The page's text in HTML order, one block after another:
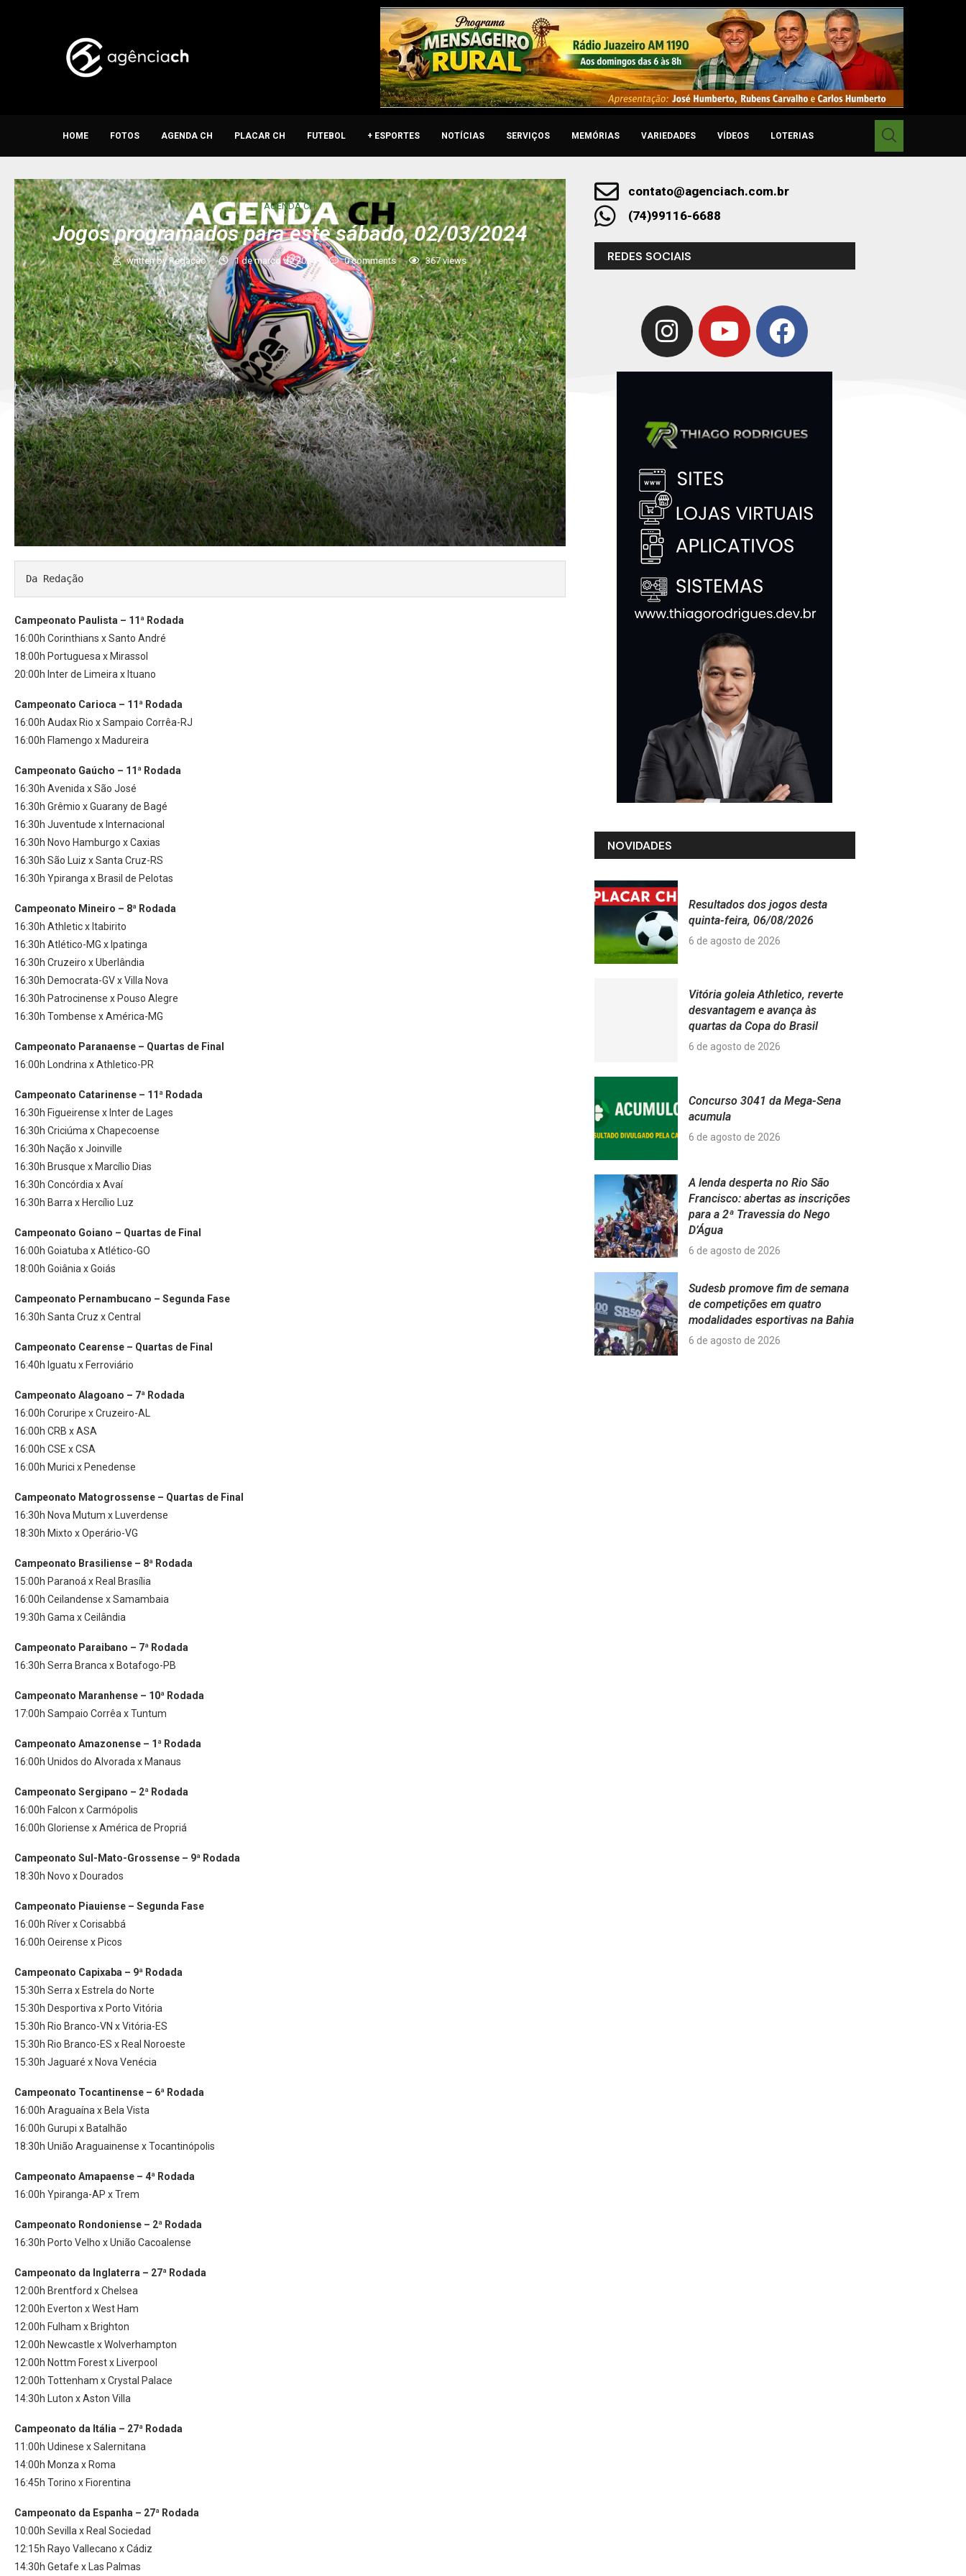
HOME FOTOS AGENDA CH PLACAR CH FUTEBOL + ESPORTES NOTÍCIAS SERVIÇOS MEMÓRIAS VARIEDADES VÍDEOS LOTERIAS
AGENDA CH
Jogos programados para este sábado, 02/03/2024
written byRedação 1 de março de 2024 0 comments 367views
Da Redação
Campeonato Paulista – 11ª Rodada
16:00h Corinthians x Santo André
18:00h Portuguesa x Mirassol
20:00h Inter de Limeira x Ituano
Campeonato Carioca – 11ª Rodada
16:00h Audax Rio x Sampaio Corrêa-RJ
16:00h Flamengo x Madureira
Campeonato Gaúcho – 11ª Rodada
16:30h Avenida x São José
16:30h Grêmio x Guarany de Bagé
16:30h Juventude x Internacional
16:30h Novo Hamburgo x Caxias
16:30h São Luiz x Santa Cruz-RS
16:30h Ypiranga x Brasil de Pelotas
Campeonato Mineiro – 8ª Rodada
16:30h Athletic x Itabirito
16:30h Atlético-MG x Ipatinga
16:30h Cruzeiro x Uberlândia
16:30h Democrata-GV x Villa Nova
16:30h Patrocinense x Pouso Alegre
16:30h Tombense x América-MG
Campeonato Paranaense – Quartas de Final
16:00h Londrina x Athletico-PR
Campeonato Catarinense – 11ª Rodada
16:30h Figueirense x Inter de Lages
16:30h Criciúma x Chapecoense
16:30h Nação x Joinville
16:30h Brusque x Marcílio Dias
16:30h Concórdia x Avaí
16:30h Barra x Hercílio Luz
Campeonato Goiano – Quartas de Final
16:00h Goiatuba x Atlético-GO
18:00h Goiânia x Goiás
Campeonato Pernambucano – Segunda Fase
16:30h Santa Cruz x Central
Campeonato Cearense – Quartas de Final
16:40h Iguatu x Ferroviário
Campeonato Alagoano – 7ª Rodada
16:00h Coruripe x Cruzeiro-AL
16:00h CRB x ASA
16:00h CSE x CSA
16:00h Murici x Penedense
Campeonato Matogrossense – Quartas de Final
16:30h Nova Mutum x Luverdense
18:30h Mixto x Operário-VG
Campeonato Brasiliense – 8ª Rodada
15:00h Paranoá x Real Brasília
16:00h Ceilandense x Samambaia
19:30h Gama x Ceilândia
Campeonato Paraibano – 7ª Rodada
16:30h Serra Branca x Botafogo-PB
Campeonato Maranhense – 10ª Rodada
17:00h Sampaio Corrêa x Tuntum
Campeonato Amazonense – 1ª Rodada
16:00h Unidos do Alvorada x Manaus
Campeonato Sergipano – 2ª Rodada
16:00h Falcon x Carmópolis
16:00h Gloriense x América de Propriá
Campeonato Sul-Mato-Grossense – 9ª Rodada
18:30h Novo x Dourados
Campeonato Piauiense – Segunda Fase
16:00h Ríver x Corisabbá
16:00h Oeirense x Picos
Campeonato Capixaba – 9ª Rodada
15:30h Serra x Estrela do Norte
15:30h Desportiva x Porto Vitória
15:30h Rio Branco-VN x Vitória-ES
15:30h Rio Branco-ES x Real Noroeste
15:30h Jaguaré x Nova Venécia
Campeonato Tocantinense – 6ª Rodada
16:00h Araguaína x Bela Vista
16:00h Gurupi x Batalhão
18:30h União Araguainense x Tocantinópolis
Campeonato Amapaense – 4ª Rodada
16:00h Ypiranga-AP x Trem
Campeonato Rondoniense – 2ª Rodada
16:30h Porto Velho x União Cacoalense
Campeonato da Inglaterra – 27ª Rodada
12:00h Brentford x Chelsea
12:00h Everton x West Ham
12:00h Fulham x Brighton
12:00h Newcastle x Wolverhampton
12:00h Nottm Forest x Liverpool
12:00h Tottenham x Crystal Palace
14:30h Luton x Aston Villa
Campeonato da Itália – 27ª Rodada
11:00h Udinese x Salernitana
14:00h Monza x Roma
16:45h Torino x Fiorentina
Campeonato da Espanha – 27ª Rodada
10:00h Sevilla x Real Sociedad
12:15h Rayo Vallecano x Cádiz
14:30h Getafe x Las Palmas
contato@agenciach.com.br
(74)99116-6688
REDES SOCIAIS
NOVIDADES
Resultados dos jogos desta
quinta-feira, 06/08/2026
6 de agosto de 2026
Vitória goleia Athletico, reverte
desvantagem e avança às
quartas da Copa do Brasil
6 de agosto de 2026
Concurso 3041 da Mega-Sena
acumula
6 de agosto de 2026
A lenda desperta no Rio São
Francisco: abertas as inscrições
para a 2ª Travessia do Nego
D’Água
6 de agosto de 2026
Sudesb promove fim de semana
de competições em quatro
modalidades esportivas na Bahia
6 de agosto de 2026